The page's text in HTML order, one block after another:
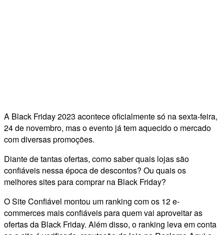
A Black Friday 2023 acontece oficialmente só na sexta-feira,
24 de novembro, mas o evento já tem aquecido o mercado
com diversas promoções.
Diante de tantas ofertas, como saber quais lojas são
confiáveis nessa época de descontos? Ou quais os
melhores sites para comprar na Black Friday?
O Site Confiável montou um ranking com os 12 e-
commerces mais confiáveis para quem vai aproveitar as
ofertas da Black Friday. Além disso, o ranking leva em conta